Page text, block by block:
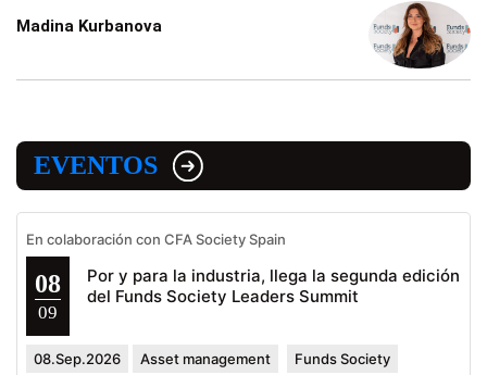
Madina Kurbanova
EVENTOS
En colaboración con CFA Society Spain
08
09
Por y para la industria, llega la segunda edición
del Funds Society Leaders Summit
08.Sep.2026 Asset management Funds Society